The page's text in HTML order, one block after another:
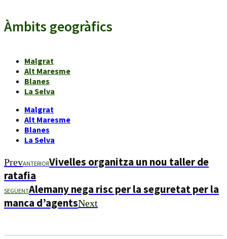
Àmbits geogràfics
Malgrat
Alt Maresme
Blanes
La Selva
Malgrat
Alt Maresme
Blanes
La Selva
PrevANTERIORVivelles organitza un nou taller de
ratafia
SEGÜENTAlemany nega risc per la seguretat per la
manca d’agentsNext